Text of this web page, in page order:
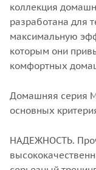
коллекция
разработана для
максимальную
которым они
комфортных
Домашняя серия
основных
НАДЕЖНОСТЬ.